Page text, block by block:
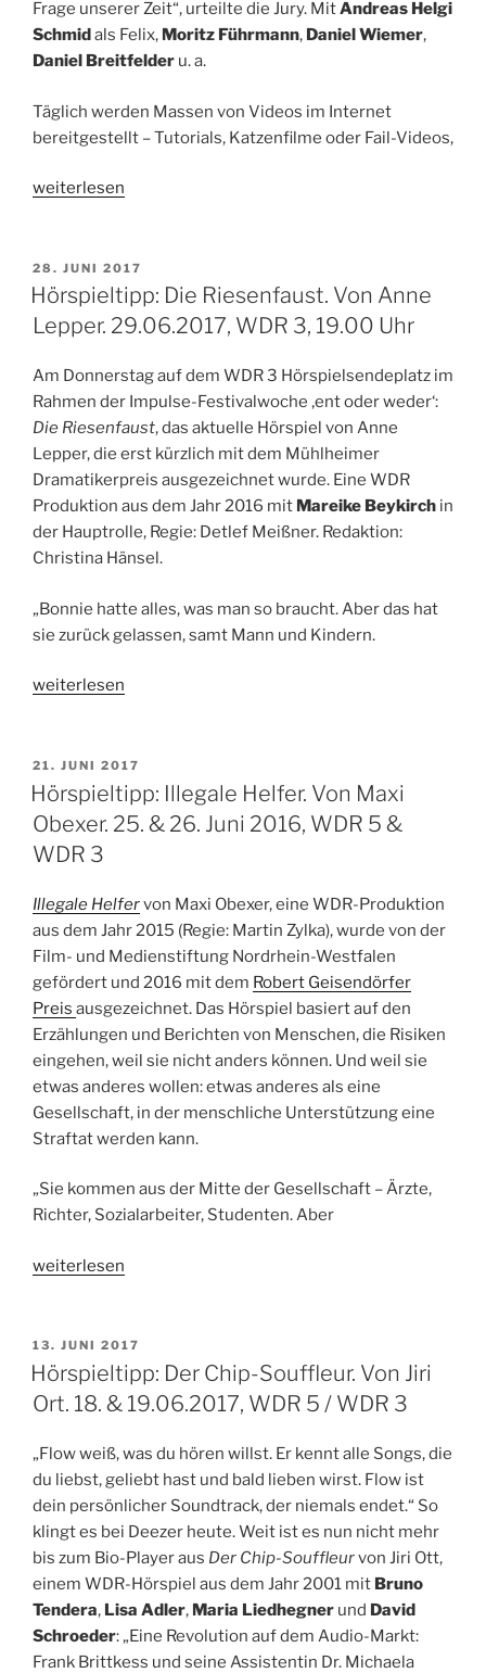
Frage unserer Zeit“, urteilte die Jury. MitAndreas Helgi
Schmidals Felix, Moritz Führmann, Daniel Wiemer,
Daniel Breitfelder u. a.
Täglich werden Massen von Videos im Internet
bereitgestellt – Tutorials, Katzenfilme oder Fail-Videos,
„Hörspieltipp:
Lucas
Derycke.
05.07.2017,
WDR
3“
weiterlesen
VERÖFFENTLICHT
AM
28. JUNI 2017
Hörspieltipp: Die Riesenfaust. Von Anne
Lepper. 29.06.2017, WDR 3, 19.00 Uhr
Am Donnerstag auf dem WDR 3 Hörspielsendeplatz im
Rahmen der Impulse-Festivalwoche ‚ent oder weder‘:
Die Riesenfaust, das aktuelle Hörspiel von Anne
Lepper, die erst kürzlich mit dem Mühlheimer
Dramatikerpreis ausgezeichnet wurde. Eine WDR
Produktion aus dem Jahr 2016 mit Mareike Beykirch in
der Hauptrolle, Regie: Detlef Meißner. Redaktion:
Christina Hänsel.
„Bonnie hatte alles, was man so braucht. Aber das hat
sie zurück gelassen, samt Mann und Kindern.
„Hörspieltipp:
Von
Anne
Lepper.
WDR
19.00
Uhr“
weiterlesen
VERÖFFENTLICHT
AM
21. JUNI 2017
Hörspieltipp: Illegale Helfer. Von Maxi
Obexer. 25. & 26. Juni 2016, WDR 5 &
WDR 3
Illegale Helfervon Maxi Obexer, eine WDR-Produktion
aus dem Jahr 2015 (Regie: Martin Zylka), wurde von der
Film- und Medienstiftung Nordrhein-Westfalen
gefördert und 2016 mit dem Robert Geisendörfer
Preis ausgezeichnet. Das Hörspiel basiert auf den
Erzählungen und Berichten von Menschen, die Risiken
eingehen, weil sie nicht anders können. Und weil sie
etwas anderes wollen: etwas anderes als eine
Gesellschaft, in der menschliche Unterstützung eine
Straftat werden kann.
„Sie kommen aus der Mitte der Gesellschaft – Ärzte,
Richter, Sozialarbeiter, Studenten. Aber
„Hörspieltipp:
Von
Maxi
Obexer.
&
26.
Juni
2016,
WDR
5
&
WDR
3“
weiterlesen
VERÖFFENTLICHT
AM
13. JUNI 2017
Hörspieltipp: Der Chip-Souffleur. Von Jiri
Ort. 18. & 19.06.2017, WDR 5 / WDR 3
„Flow weiß, was du hören willst. Er kennt alle Songs, die
du liebst, geliebt hast und bald lieben wirst. Flow ist
dein persönlicher Soundtrack, der niemals endet.“ So
klingt es bei Deezer heute. Weit ist es nun nicht mehr
bis zum Bio-Player aus Der Chip-Souffleurvon Jiri Ott,
einem WDR-Hörspiel aus dem Jahr 2001 mit Bruno
Tendera, Lisa Adler, Maria Liedhegner und David
Schroeder: „Eine Revolution auf dem Audio-Markt:
Frank Brittkess und seine Assistentin Dr. Michaela